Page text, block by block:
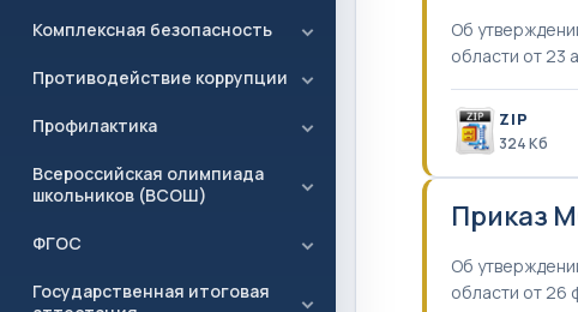
Комплексная безопасность
Противодействие коррупции
Профилактика
Всероссийская олимпиада
школьников (ВСОШ)
ФГОС
Государственная итоговая
Об
области от 23
ZIP
324 Кб
Приказ
Об
области от 26